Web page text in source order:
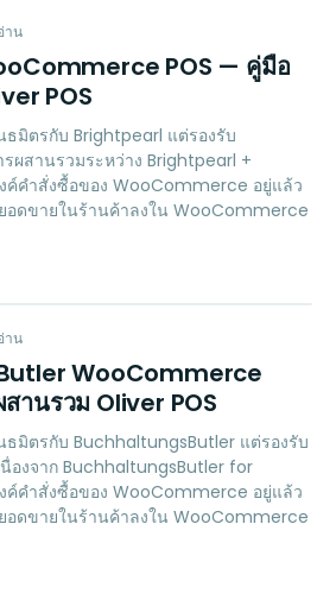
าน
POS — คู่มือ
POS
ธมิตรกับ Brightpearl แต่รองรับ
ผสานรวมระหว่าง Brightpearl +
คำสั่งซื้อของ WooCommerce อยู่แล้ว
อดขายในร้านค้าลงใน WooCommerce
าน
WooCommerce
านรวม Oliver POS
ธมิตรกับ BuchhaltungsButler แต่รองรับ
องจาก BuchhaltungsButler for
คำสั่งซื้อของ WooCommerce อยู่แล้ว
อดขายในร้านค้าลงใน WooCommerce